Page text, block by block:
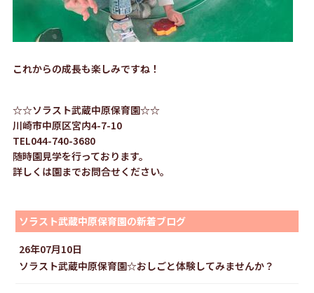
これからの成長も楽しみですね！
☆☆ソラスト武蔵中原保育園☆☆
川崎市中原区宮内4-7-10
TEL044-740-3680
随時園見学を行っております。
詳しくは園までお問合せください。
ソラスト武蔵中原保育園の新着ブログ
26年07月10日
ソラスト武蔵中原保育園☆おしごと体験してみませんか？